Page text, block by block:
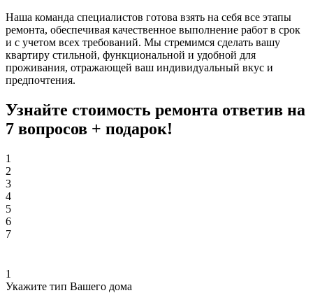
Наша команда специалистов готова взять на себя все этапы
ремонта, обеспечивая качественное выполнение работ в срок
и с учетом всех требований. Мы стремимся сделать вашу
квартиру стильной, функциональной и удобной для
проживания, отражающей ваш индивидуальный вкус и
предпочтения.
Узнайте стоимость ремонта ответив на
7 вопросов + подарок!
1
2
3
4
5
6
7
1
Укажите тип Вашего дома